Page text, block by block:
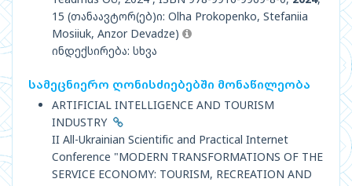
15 (თანაავტორ(ებ)ი: Olha Prokopenko, Stefaniia
Mosiiuk, Anzor Devadze)
ინდექსირება: სხვა
სამეცნიერო ღონისძიებებში მონაწილეობა
ARTIFICIAL INTELLIGENCE AND TOURISM
INDUSTRY
II All-Ukrainian Scientific and Practical Internet
Conference "MODERN TRANSFORMATIONS OF THE
SERVICE ECONOMY: TOURISM, RECREATION AND